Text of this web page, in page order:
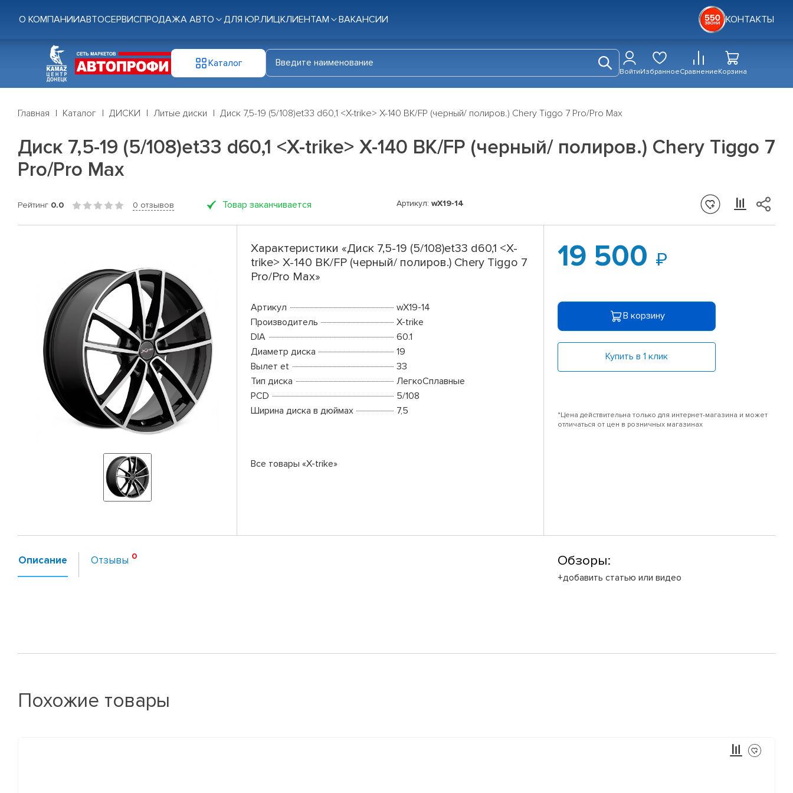
О КОМПАНИИАВТОСЕРВИСПРОДАЖА АВТО ДЛЯ ЮР.ЛИЦКЛИЕНТАМ ВАКАНСИИ КОНТАКТЫ
Каталог
ВойтиИзбранноеСравнениеКорзина
Главная Каталог ДИСКИ Литые диски Диск 7,5-19 (5/108)et33 d60,1 <X-trike> X-140 BK/FP (черный/ полиров.) Chery Tiggo 7 Pro/Pro Max
Диск 7,5-19 (5/108)et33 d60,1 <X-trike> X-140 BK/FP (черный/ полиров.) Chery Tiggo 7
Pro/Pro Max
Рейтинг 0.0 0 отзывов Товар заканчивается Артикул: wX19-14
Характеристики «Диск 7,5-19 (5/108)et33 d60,1 <X-
trike> X-140 BK/FP (черный/ полиров.) Chery Tiggo 7
Pro/Pro Max»
Артикул
wX19-14
Производитель
X-trike
DIA
60.1
Диаметр диска
19
Вылет et
33
Тип диска
ЛегкоСплавные
PCD
5/108
Ширина диска в дюймах
7,5
Все товары «X-trike»
19 500
В корзину
Купить в 1 клик
*Цена действительна только для интернет-магазина и может
отличаться от цен в розничных магазинах
Описание Отзывы Обзоры:
+добавить статью или видео
Похожие товары